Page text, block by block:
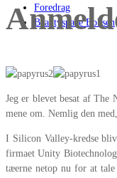
Foredrag
Beautyspace Boksen
Jeg er blevet besat af
mene om. Nemlig den
I Silicon Valley-kredse
firmaet Unity
tæerne netop nu for at